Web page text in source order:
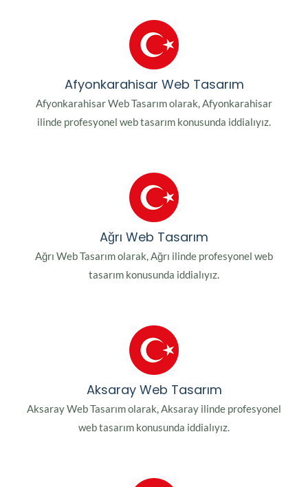
Afyonkarahisar Web Tasarım
Afyonkarahisar Web Tasarım olarak, Afyonkarahisar
ilinde profesyonel web tasarım konusunda iddialıyız.
Ağrı Web Tasarım
Ağrı Web Tasarım olarak, Ağrı ilinde profesyonel web
tasarım konusunda iddialıyız.
Aksaray Web Tasarım
Aksaray Web Tasarım olarak, Aksaray ilinde profesyonel
web tasarım konusunda iddialıyız.